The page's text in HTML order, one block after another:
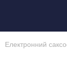
Електронний